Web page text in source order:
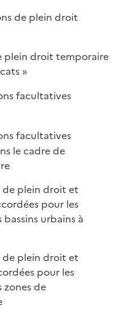
de plein droit
plein droit temporaire
»
facultatives
facultatives
le cadre de
de plein droit et
pour les
urbains à
de plein droit et
pour les
zones de